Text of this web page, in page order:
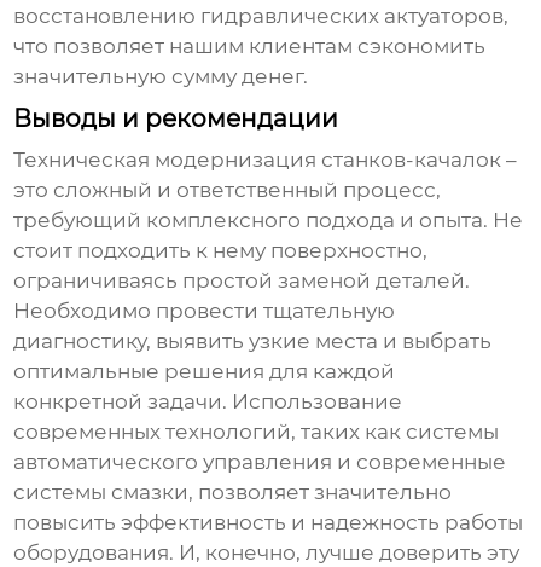
восстановлению гидравлических актуаторов,
что позволяет нашим клиентам сэкономить
значительную сумму денег.
Выводы и рекомендации
Техническая модернизация станков-качалок –
это сложный и ответственный процесс,
требующий комплексного подхода и опыта. Не
стоит подходить к нему поверхностно,
ограничиваясь простой заменой деталей.
Необходимо провести тщательную
диагностику, выявить узкие места и выбрать
оптимальные решения для каждой
конкретной задачи. Использование
современных технологий, таких как системы
автоматического управления и современные
системы смазки, позволяет значительно
повысить эффективность и надежность работы
оборудования. И, конечно, лучше доверить эту